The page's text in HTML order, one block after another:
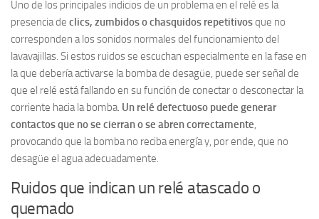
Uno de los principales indicios de un problema en el relé es la
presencia de clics, zumbidos o chasquidos repetitivosque no
corresponden a los sonidos normales del funcionamiento del
lavavajillas. Si estos ruidos se escuchan especialmente en la fase en
la que debería activarse la bomba de desagüe, puede ser señal de
que el relé está fallando en su función de conectar o desconectar la
corriente hacia la bomba. Un relé defectuoso puede generar
contactos que no se cierran o se abren correctamente,
provocando que la bomba no reciba energía y, por ende, que no
desagüe el agua adecuadamente.
Ruidos que indican un relé atascado o
quemado